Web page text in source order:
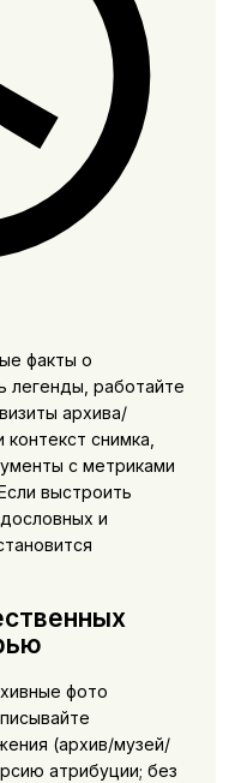
факты о
легенды, работайте
архива/
снимка,
с метриками
выстроить
и
фото
(архив/музей/
атрибуции; без